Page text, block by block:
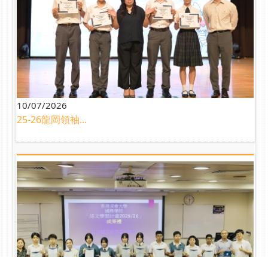
10/07/2026
25-26龍岡領袖...